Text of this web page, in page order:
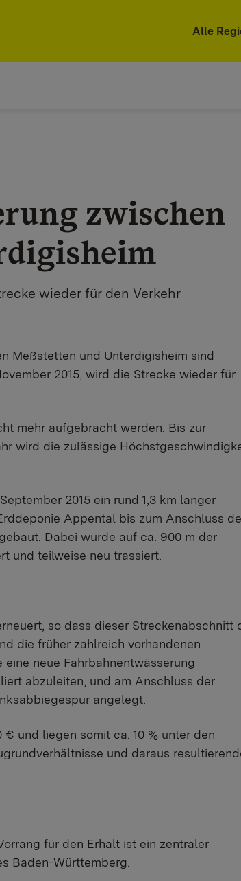
Alle
zwischen
wieder für den Verkehr
Meßstetten und Unterdigisheim sind
2015, wird die Strecke wieder für
mehr aufgebracht werden. Bis zur
wird die zulässige
2015 ein rund 1,3 km langer
Appental bis zum Anschluss
Dabei wurde auf ca. 900 m der
und teilweise neu trassiert.
so dass dieser Streckenabschnitt
die früher zahlreich vorhandenen
neue Fahrbahnentwässerung
abzuleiten, und am Anschluss der
angelegt.
und liegen somit ca. 10 % unter den
und daraus
für den Erhalt ist ein zentraler
Baden-Württemberg.